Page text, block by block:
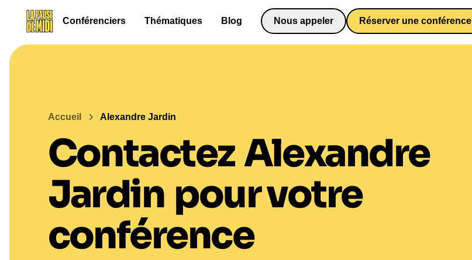
Conférenciers Thématiques Blog
Nous appeler
0652698481
Réserver une conférence
Accueil Alexandre Jardin
Contactez Alexandre
Jardin pour votre
conférence